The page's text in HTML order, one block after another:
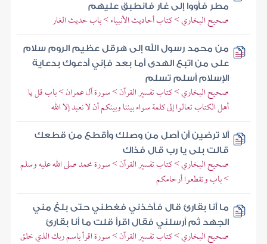
مطر فأووا إلى غار فانطبق عليهم
صحيح البخاري > كتاب أحاديث الأنبياء > باب حديث الغار
من محمد رسول الله إلى هرقل عظيم الروم سلام
على من اتبع الهدى أما بعد فإني أدعوك بدعاية
الإسلام أسلم تسلم
صحيح البخاري > كتاب تفسير القرآن > سورة آل عمران > باب قل يا
أهل الكتاب تعالوا إلى كلمة سواء بيننا وبينكم أن لا نعبد إلا الله
ألا ترضين أن أصل من وصلك وأقطع من قطعك
قالت بلى يا رب قال فذاك
صحيح البخاري > كتاب تفسير القرآن > سورة محمد صلى الله عليه وسلم
> باب وتقطعوا أرحامكم
ما أنا بقارئ قال فأخذني فغطني حتى بلغ مني
الجهد ثم أرسلني فقال اقرأ قلت ما أنا بقارئ
صحيح البخاري > كتاب تفسير القرآن > سورة اقرأ باسم ربك الذي خلق